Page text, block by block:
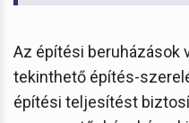
Az építési beruházások
tekinthető építés-
építési teljesítést